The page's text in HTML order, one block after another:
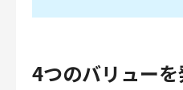
4つのバリュー